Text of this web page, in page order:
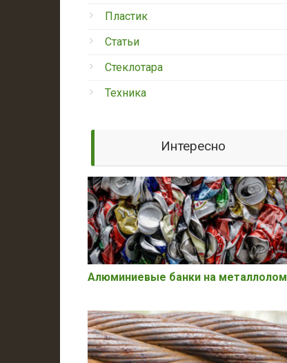
Пластик
Статьи
Стеклотара
Техника
Интересно
Алюминиевые банки на металлолом